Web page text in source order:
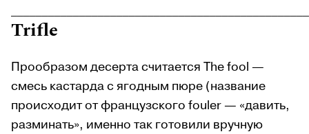
Trifle
Прообразом десерта считается The fool —
смесь кастарда с ягодным пюре (название
происходит от французского fouler — «давить,
разминать», именно так готовили вручную